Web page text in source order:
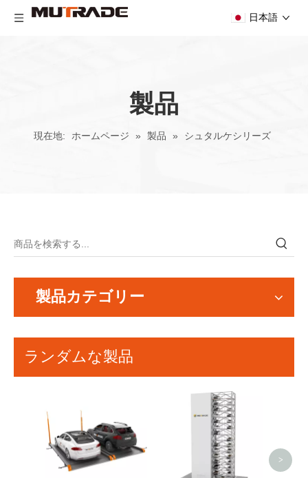
日本語
製品
現在地: ホームページ » 製品 » シュタルケシリーズ
製品カテゴリー
ランダムな製品
>